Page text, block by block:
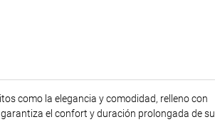
como la elegancia y comodidad, relleno con
el confort y duración prolongada de su